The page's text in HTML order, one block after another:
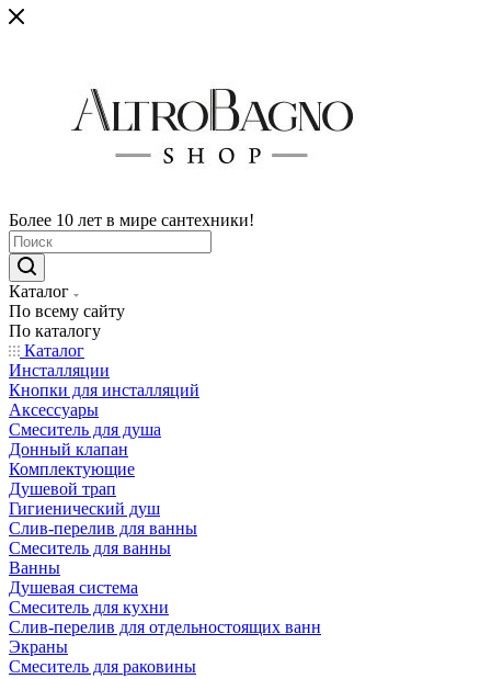
Более 10 лет в мире сантехники!
Каталог
По всему сайту
По каталогу
Каталог
Инсталляции
Кнопки для инсталляций
Аксессуары
Смеситель для душа
Донный клапан
Комплектующие
Душевой трап
Гигиенический душ
Слив-перелив для ванны
Смеситель для ванны
Ванны
Душевая система
Смеситель для кухни
Слив-перелив для отдельностоящих ванн
Экраны
Смеситель для раковины